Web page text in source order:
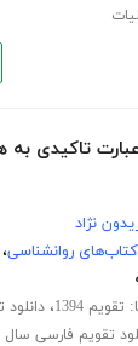
نژاد
کتاب‌های روانشناسی
تقویم 1394 ،دانلود
تقویم فارسی سال 1394